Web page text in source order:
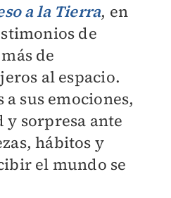
a la Tierra, en
de
de
al espacio.
a sus emociones,
sorpresa ante
hábitos y
el mundo se